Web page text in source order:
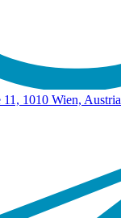
11, 1010 Wien, Austria